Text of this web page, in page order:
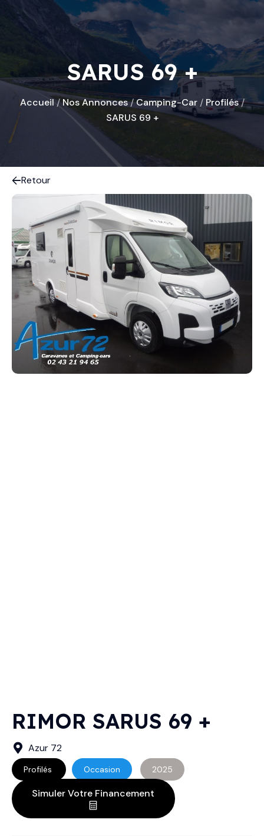
SARUS 69 +
Accueil/Nos Annonces/Camping-Car/ Profilés/
SARUS 69 +
Retour
RIMOR SARUS 69 +
Azur 72
Profilés Occasion 2025
Simuler Votre Financement